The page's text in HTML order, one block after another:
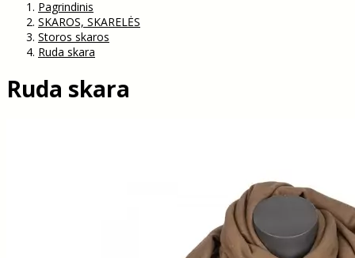
Pagrindinis
SKAROS, SKARELĖS
Storos skaros
Ruda skara
Ruda skara